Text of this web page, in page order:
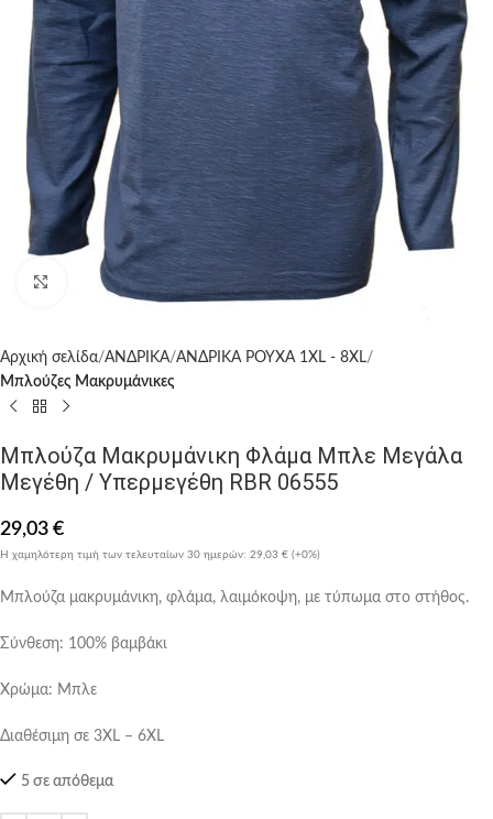
Click to enlarge
Αρχική σελίδα ΑΝΔΡΙΚΑ ΑΝΔΡΙΚΑ ΡΟΥΧΑ 1XL - 8XL
Μπλούζες Μακρυμάνικες
Μπλούζα Μακρυμάνικη Φλάμα Μπλε Μεγάλα
Μεγέθη / Υπερμεγέθη RBR 06555
29,03 €
Η χαμηλότερη τιμή των τελευταίων 30 ημερών: 29,03 € (+0%)
Μπλούζα μακρυμάνικη, φλάμα, λαιμόκοψη, με τύπωμα στο στήθος.
Σύνθεση: 100% βαμβάκι
Χρώμα: Μπλε
Διαθέσιμη σε 3XL – 6XL
5 σε απόθεμα